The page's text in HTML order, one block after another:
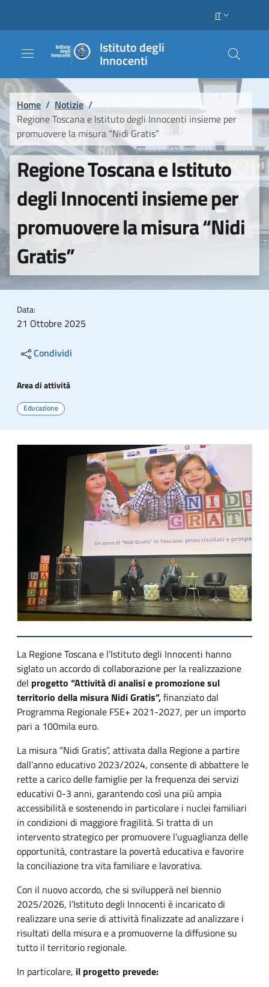
SELETTORE
IT
Istituto degli
Innocenti
Briciole di pane
Home / Notizie /
Regione Toscana e Istituto degli Innocenti insieme per
promuovere la misura “Nidi Gratis”
Regione Toscana e Istituto
degli Innocenti insieme per
promuovere la misura “Nidi
Gratis”
Data:
21 Ottobre 2025
Condividi
Area di attività
Educazione
La Regione Toscana e l’Istituto degli Innocenti hanno
siglato un accordo di collaborazione per la realizzazione
del progetto “Attività di analisi e promozione sul
territorio della misura Nidi Gratis”,finanziato dal
Programma Regionale FSE+ 2021-2027, per un importo
pari a 100mila euro.
La misura “Nidi Gratis”, attivata dalla Regione a partire
dall’anno educativo 2023/2024, consente di abbattere le
rette a carico delle famiglie per la frequenza dei servizi
educativi 0-3 anni, garantendo così una più ampia
accessibilità e sostenendo in particolare i nuclei familiari
in condizioni di maggiore fragilità. Si tratta di un
intervento strategico per promuovere l’uguaglianza delle
opportunità, contrastare la povertà educativa e favorire
la conciliazione tra vita familiare e lavorativa.
Con il nuovo accordo, che si svilupperà nel biennio
2025/2026, l’Istituto degli Innocenti è incaricato di
realizzare una serie di attività finalizzate ad analizzare i
risultati della misura e a promuoverne la diffusione su
tutto il territorio regionale.
In particolare, il progetto prevede: